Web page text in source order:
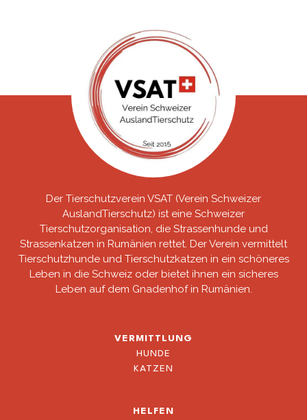
Der Tierschutzverein VSAT (Verein Schweizer
AuslandTierschutz) ist eine Schweizer
Tierschutzorganisation, die Strassenhunde und
Strassenkatzen in Rumänien rettet. Der Verein vermittelt
Tierschutzhunde und Tierschutzkatzen in ein schöneres
Leben in die Schweiz oder bietet ihnen ein sicheres
Leben auf dem Gnadenhof in Rumänien.
VERMITTLUNG
HUNDE
KATZEN
HELFEN